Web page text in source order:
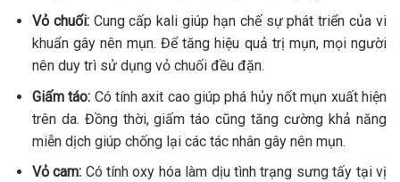
Vỏ chuối: Cung cấp kali giúp hạn chế sự phát triển của vi
khuẩn gây nên mụn. Để tăng hiệu quả trị mụn, mọi người
nên duy trì sử dụng vỏ chuối đều đặn.
Giấm táo: Có tính axit cao giúp phá hủy nốt mụn xuất hiện
trên da. Đồng thời, giấm táo cũng tăng cường khả năng
miễn dịch giúp chống lại các tác nhân gây nên mụn.
Vỏ cam: Có tính oxy hóa làm dịu tình trạng sưng tấy tại vị